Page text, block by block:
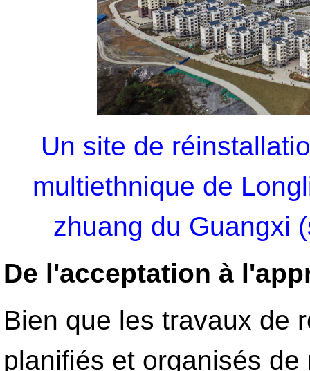
Un site de
multiethnique de
zhuang du Guangxi
De l'acceptation à
Bien que les travaux de
planifiés et organisés